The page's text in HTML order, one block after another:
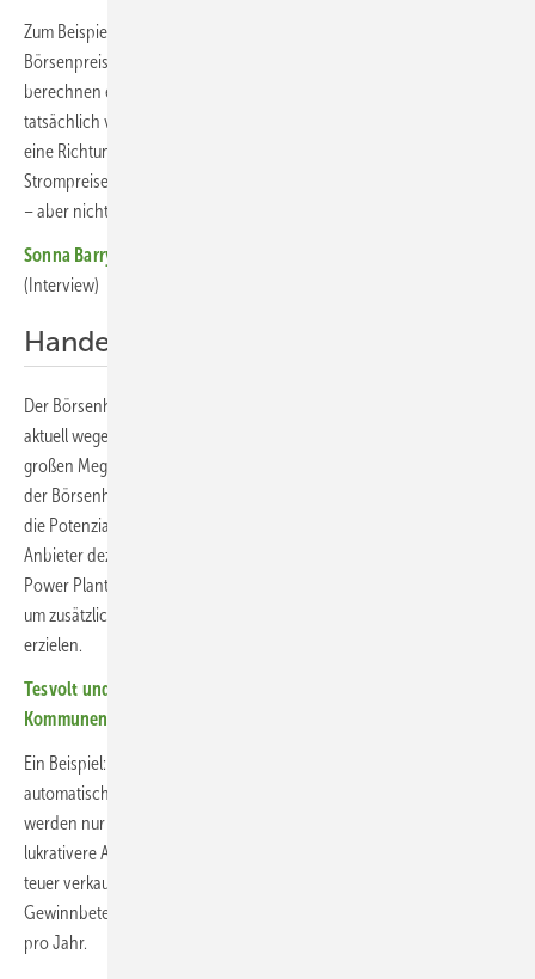
Zum Beispiel gibt Sonnen in seinem Tarif Sonnen Energy Dynamic die
Börsenpreise ohne Aufschlag weiter. Andere Anbieter wie Solarwatt
berechnen einen festen Aufschlag. Der Kunde profitiert also
tatsächlich von den Preisschwankungen an der Börse, aber nur in
eine Richtung – bei niedrigeren Strompreisen. Dynamische
Strompreise zu nutzen, bedeutet also lediglich, Stromkosten zu sparen
– aber nicht Erlösgewinne durch Energiehandel.
Sonna Barry von Secida: „Cybersicherheit muss Chefsache sein“
(Interview)
Handel mit Handicap
Der Börsenhandel und Netzdienste mit Batteriespeichern boomen
aktuell wegen der hohen Margen. Beides ist aber fast ausschließlich
großen Megawattspeichern vorbehalten. Ursache ist das Nadelöhr
der Börsenhändler, die nur große Speicherflexibilitäten handeln. Um
die Potenziale kleinerer Stromspeicher zu nutzen, fassen erste
Anbieter dezentrale Kleinspeicher zu virtuellen Großspeichern (Virtual
Power Plant, VPP) zusammen und nutzen sie auf verschiedene Weise,
um zusätzliche Erlöse mit Arbitragehandel oder Regelenergie zu
erzielen.
Tesvolt und Samsung SDI bieten sichere Speichersysteme für
Kommunen
Ein Beispiel: Kunden von Sonnen mit dem Stromtarif Sonnen Flat sind
automatisch Teil des virtuellen Sonnen-Kraftwerks. Stromüberschüsse
werden nur als Primärregelleistung an der Börse verkauft. Der
lukrativere Arbitragehandel, bei dem Strom günstig ein- und wieder
teuer verkauft wird, findet nicht statt. Die Kunden erhalten als
Gewinnbeteiligung Strom-Flatrates für bis zu 8.000 Kilowattstunden
pro Jahr.